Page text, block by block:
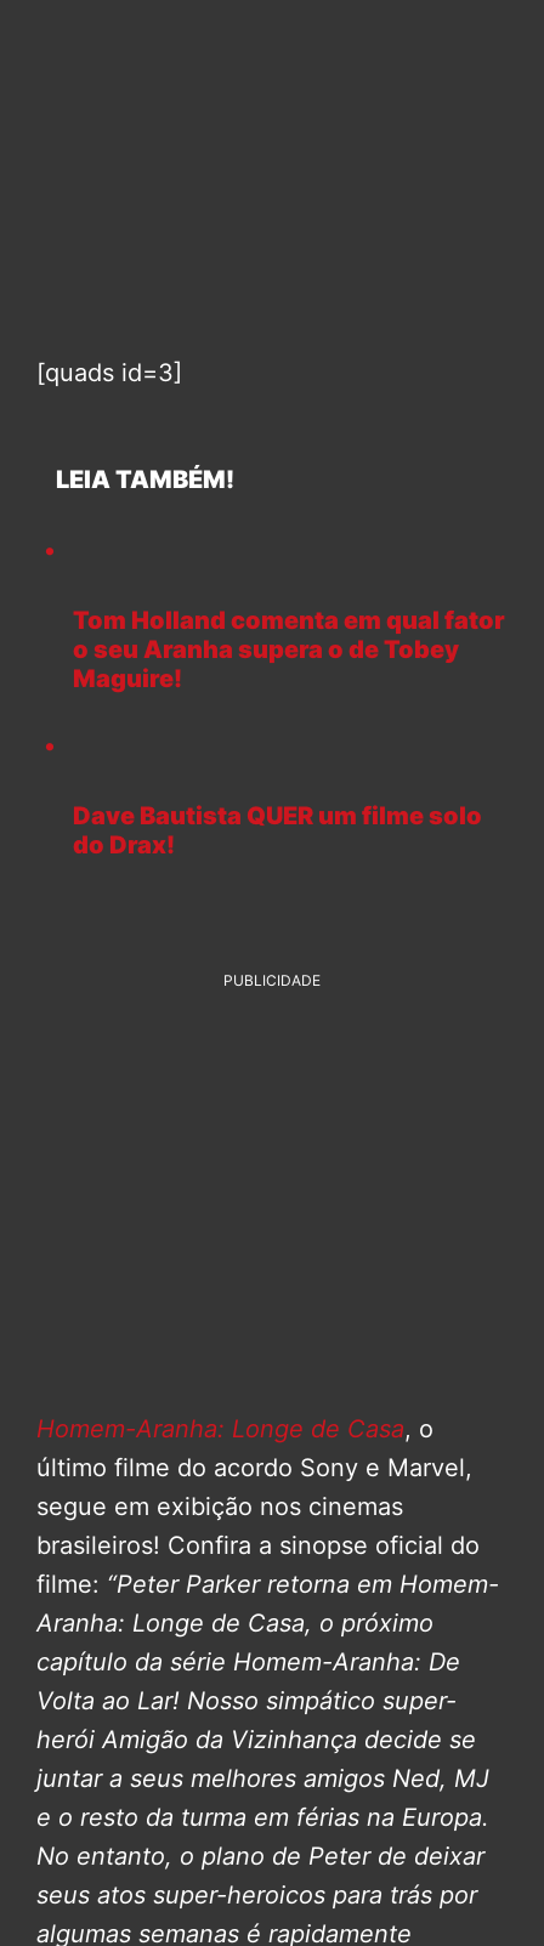
[quads id=3]
LEIA TAMBÉM!
Tom Holland comenta em qual fator
o seu Aranha supera o de Tobey
Maguire!
Dave Bautista QUER um filme solo
do Drax!
PUBLICIDADE
Homem-Aranha: Longe de Casa, o
último filme do acordo Sony e Marvel,
segue em exibição nos cinemas
brasileiros! Confira a sinopse oficial do
filme: “Peter Parker retorna em Homem-
Aranha: Longe de Casa, o próximo
capítulo da série Homem-Aranha: De
Volta ao Lar! Nosso simpático super-
herói Amigão da Vizinhança decide se
juntar a seus melhores amigos Ned, MJ
e o resto da turma em férias na Europa.
No entanto, o plano de Peter de deixar
seus atos super-heroicos para trás por
algumas semanas é rapidamente